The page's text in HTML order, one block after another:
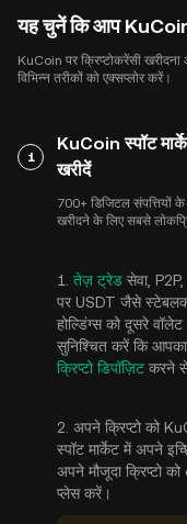
यह चुनें कि आप
KuCoin पर क्रिप्टोकरेंसी
विभिन्न तरीकों को एक्सप्लोर करें।
1
KuCoin स्पॉट
खरीदें
700+ डिजिटल संपत्तियों
खरीदने के लिए सबसे
1. तेज़ ट्रेड सेवा,
पर USDT जैसे
होल्डिंग्स को दूसरे
सुनिश्चित करें कि
क्रिप्टो डिपॉज़िट करने से
2. अपने क्रिप्टो को
स्पॉट मार्केट में अपने
अपने मौजूदा क्रिप्टो
प्लेस करें।